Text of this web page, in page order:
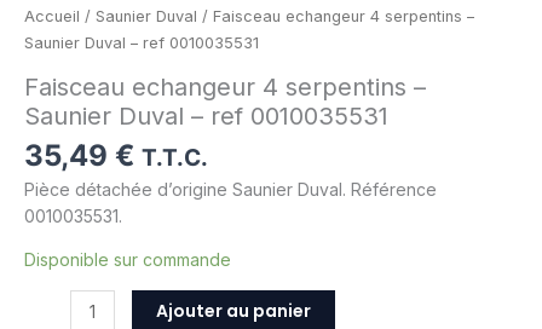
Accueil / Saunier Duval / Faisceau echangeur 4 serpentins –
Saunier Duval – ref 0010035531
Faisceau echangeur 4 serpentins –
Saunier Duval – ref 0010035531
35,49 € T.T.C.
Pièce détachée d’origine Saunier Duval. Référence
0010035531.
Disponible sur commande
Ajouter au panier